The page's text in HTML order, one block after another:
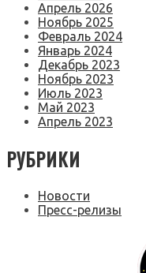
Апрель 2026
Ноябрь 2025
Февраль 2024
Январь 2024
Декабрь 2023
Ноябрь 2023
Июль 2023
Май 2023
Апрель 2023
РУБРИКИ
Новости
Пресс-релизы